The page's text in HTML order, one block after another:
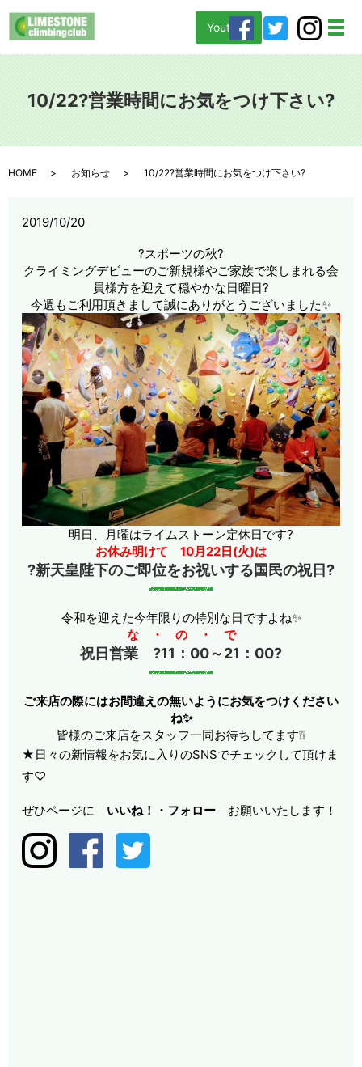
メ
Youtube
10/22?営業時間にお気をつけ下さい?
HOME お知らせ 10/22?営業時間にお気をつけ下さい?
2019/10/20
?スポーツの秋?
クライミングデビューのご新規様やご家族で楽しまれる会
員様方を迎えて穏やかな日曜日?
今週もご利用頂きまして誠にありがとうございました✨
明日、月曜はライムストーン定休日です?
お休み明けて 10月22日(火)は
?新天皇陛下のご即位をお祝いする国民の祝日?
令和を迎えた今年限りの特別な日ですよね✨
な ・ の ・ で
祝日営業 ?11：00～21：00?
ご来店の際にはお間違えの無いようにお気をつけください
ね✨
皆様のご来店をスタッフ一同お待ちしてます❕❕
★日々の新情報をお気に入りのSNSでチェックして頂けま
す♡
ぜひページに いいね！・ フォロー お願いいたします！